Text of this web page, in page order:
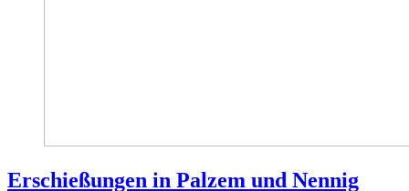
Erschießungen in Palzem und Nennig